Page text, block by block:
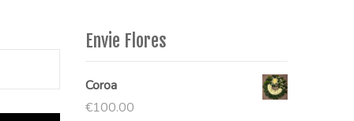
Envie Flores
Coroa
€100.00